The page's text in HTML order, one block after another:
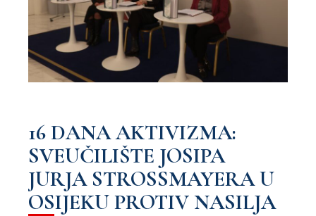
16 DANA AKTIVIZMA:
SVEUČILIŠTE JOSIPA
JURJA STROSSMAYERA U
OSIJEKU PROTIV NASILJA